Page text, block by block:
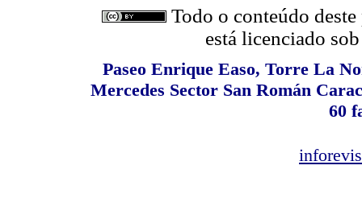
Todo o conteúdo
está licenciado
Paseo Enrique Easo, Torre La
Mercedes Sector San Román
60